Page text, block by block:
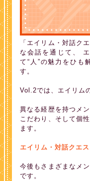
「エイリム・対話ク
な会話を通じて、
て“人”の魅力をひも
す。
Vol.2では、エイリム
異なる経歴を持つメ
こだわり、そして個
ます。
エイリム・対話クエ
今後もさまざまなメ
です。